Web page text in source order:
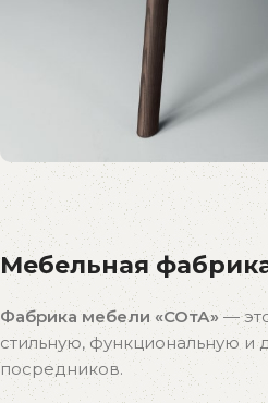
Распродажа
бестселлеров
Скидки на популярные
К покупкам
Мебельная
Фабрика мебели «СОтА»—
стильную, функциональную
посредников.